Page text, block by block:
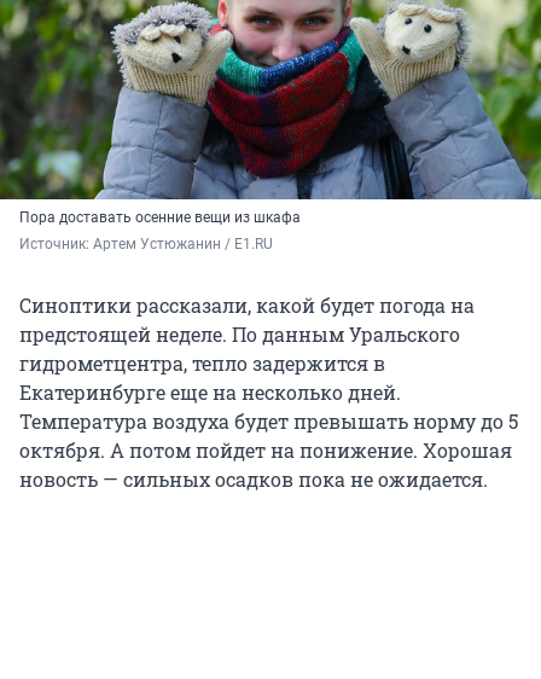
Пора доставать осенние вещи из шкафа
Источник: Артем Устюжанин / E1.RU
Синоптики рассказали, какой будет погода на
предстоящей неделе. По данным Уральского
гидрометцентра, тепло задержится в
Екатеринбурге еще на несколько дней.
Температура воздуха будет превышать норму до 5
октября. А потом пойдет на понижение. Хорошая
новость — сильных осадков пока не ожидается.